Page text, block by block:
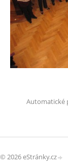
Automatické
© 2026 eStránky.cz